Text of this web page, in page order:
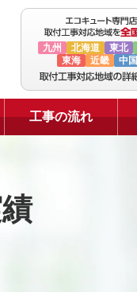
九州 北海道 東北
東海
近畿 中国
工事の流れ